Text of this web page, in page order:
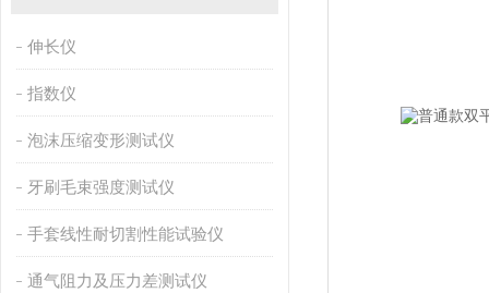
伸长仪
指数仪
泡沫压缩变形测试仪
牙刷毛束强度测试仪
手套线性耐切割性能试验仪
通气阻力及压力差测试仪